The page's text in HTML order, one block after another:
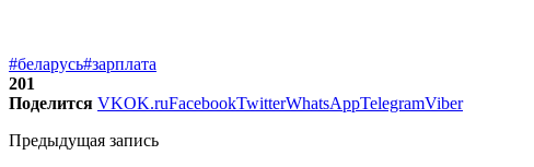
#беларусь#зарплата
201
Поделится VKOK.ruFacebookTwitterWhatsAppTelegramViber
Предыдущая запись